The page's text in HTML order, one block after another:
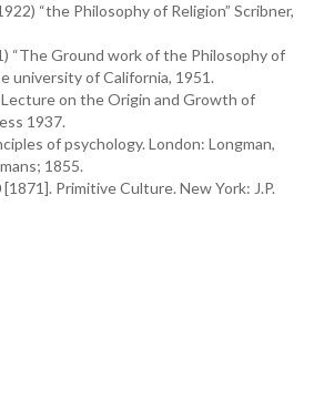
“the Philosophy of Religion” Scribner,
Ground work of the Philosophy of
university of California, 1951.
on the Origin and Growth of
1937.
of psychology. London: Longman,
1855.
Primitive Culture. New York: J.P.